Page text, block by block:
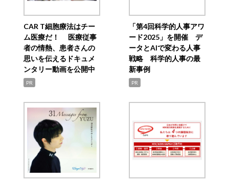
CAR T細胞療法はチー
ム医療だ！ 医療従事
者の情熱、患者さんの
思いを伝えるドキュメ
ンタリー動画を公開中
PR
「第4回科学的人事アワ
ード2025」を開催 デ
ータとAIで変わる人事
戦略 科学的人事の最
新事例
PR